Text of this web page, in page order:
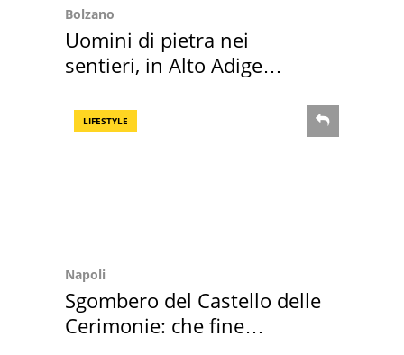
Bolzano
Uomini di pietra nei
sentieri, in Alto Adige
LIFESTYLE
Napoli
Sgombero del Castello delle
Cerimonie: che fine